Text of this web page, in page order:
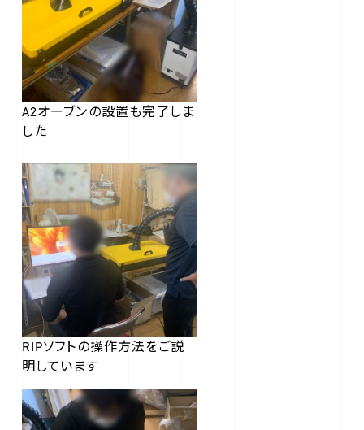
A2オーブンの設置も完了しま
した
RIPソフトの操作方法をご説
明しています